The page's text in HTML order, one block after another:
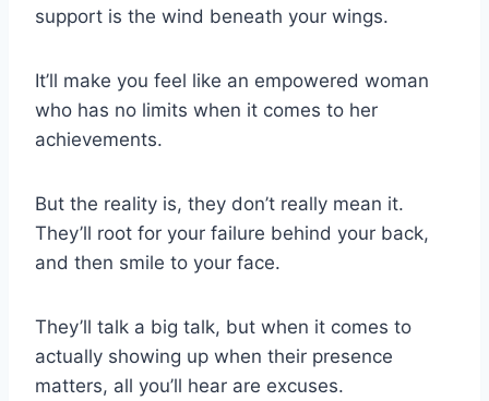
support is the wind beneath your wings.
It’ll make you feel like an empowered woman
who has no limits when it comes to her
achievements.
But the reality is, they don’t really mean it.
They’ll root for your failure behind your back,
and then smile to your face.
They’ll talk a big talk, but when it comes to
actually showing up when their presence
matters, all you’ll hear are excuses.